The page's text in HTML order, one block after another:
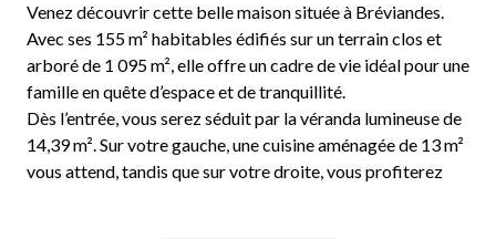
Venez découvrir cette belle maison située à Bréviandes.
Avec ses 155 m² habitables édifiés sur un terrain clos et
arboré de 1 095 m², elle offre un cadre de vie idéal pour une
famille en quête d’espace et de tranquillité.
Dès l’entrée, vous serez séduit par la véranda lumineuse de
14,39 m². Sur votre gauche, une cuisine aménagée de 13 m²
vous attend, tandis que sur votre droite, vous profiterez